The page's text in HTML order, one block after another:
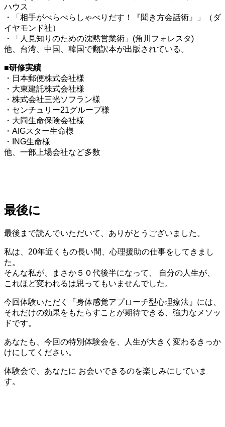
ハウス
・「相手がべらべらしゃべりだす！『聞き方会話術』」（ダ
イヤモンド社）
・「人見知りのための沈黙営業術」(角川フォレスタ)
他、台湾、中国、韓国で翻訳本が出版されている。
■研修実績
・日本郵便株式会社様
・大東建託株式会社様
・株式会社三光ソフラン様
・センチュリー21グループ様
・大同生命保険会社様
・AIGスター生命様
・ING生命様
他、一部上場会社など多数
最後に
最後まで読んでいただいて、ありがとうございました。
私は、20年近くもの長い間、心理援助の仕事をしてきまし
た。
そんな私が、まさか５０代後半になって、 自分の人生が、
これほど変われるは思ってもいませんでした。
今回体験いただく『身体感覚アプローチ型心理療法』には、
それだけの効果をもたらすことが期待できる、強力なメソッ
ドです。
あなたも、今回の特別体験会を、人生が大きく変わるきっか
けにしてください。
体験会で、あなたに お会いできるのを楽しみにしていま
す。